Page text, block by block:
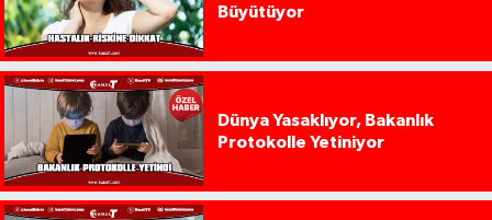
Büyütüyor
Dünya Yasaklıyor, Bakanlık
Protokolle Yetiniyor